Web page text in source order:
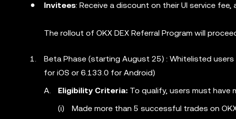
Invitees: Receive a discount on their UI service
The rollout of OKX DEX Referral Program will
Beta Phase (starting August 25) : Whitelisted
for iOS or 6.133.0 for Android)
Eligibility Criteria: To qualify, users must
Made more than 5 successful trades on